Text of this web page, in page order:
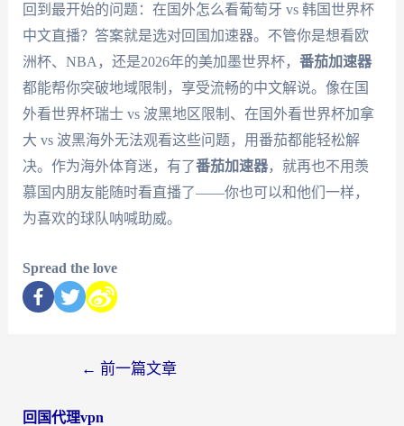
回到最开始的问题：在国外怎么看葡萄牙 vs 韩国世界杯
中文直播？答案就是选对回国加速器。不管你是想看欧
洲杯、NBA，还是2026年的美加墨世界杯， 番茄加速器
都能帮你突破地域限制，享受流畅的中文解说。像在国
外看世界杯瑞士 vs 波黑地区限制、在国外看世界杯加拿
大 vs 波黑海外无法观看这些问题，用番茄都能轻松解
决。作为海外体育迷，有了番茄加速器，就再也不用羡
慕国内朋友能随时看直播了——你也可以和他们一样，
为喜欢的球队呐喊助威。
Spread the love
← 前一篇文章
回国代理vpn